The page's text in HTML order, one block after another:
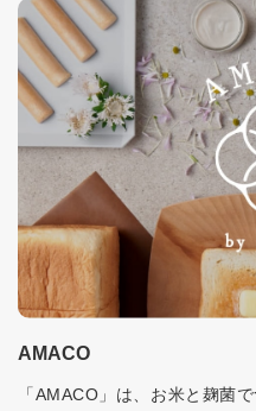
AMACO
「AMACO」は、お米と麹菌